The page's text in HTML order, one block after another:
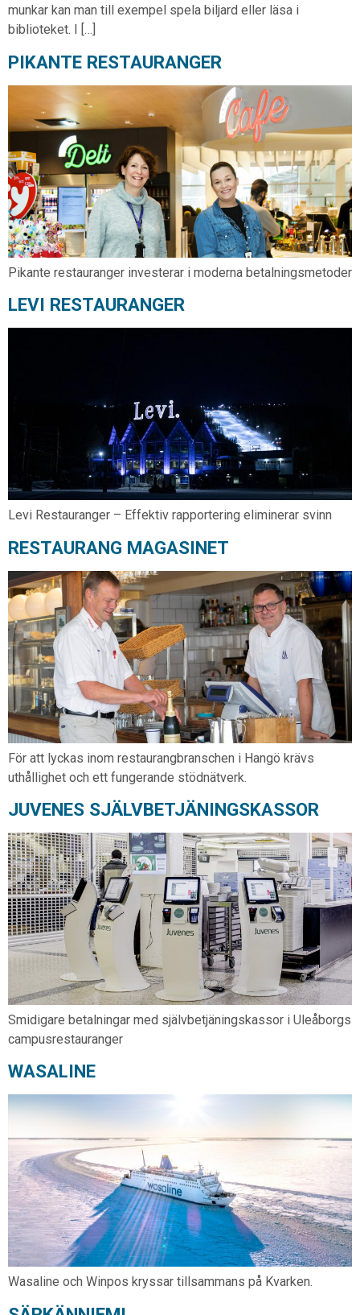
munkar kan man till exempel spela biljard eller läsa i
biblioteket. I […]
PIKANTE RESTAURANGER
Pikante restauranger investerar i moderna betalningsmetoder
LEVI RESTAURANGER
Levi Restauranger – Effektiv rapportering eliminerar svinn
RESTAURANG MAGASINET
För att lyckas inom restaurangbranschen i Hangö krävs
uthållighet och ett fungerande stödnätverk.
JUVENES SJÄLVBETJÄNINGSKASSOR
Smidigare betalningar med självbetjäningskassor i Uleåborgs
campusrestauranger
WASALINE
Wasaline och Winpos kryssar tillsammans på Kvarken.